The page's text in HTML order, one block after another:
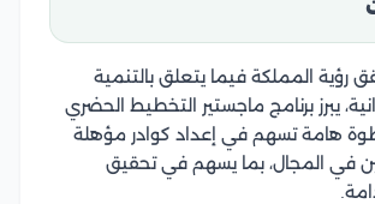
المملكة فيما يتعلق بالتنمية
يبرز برنامج ماجستير التخطيط الحضري
هامة تسهم في إعداد كوادر مؤهلة
في المجال، بما يسهم في تحقيق